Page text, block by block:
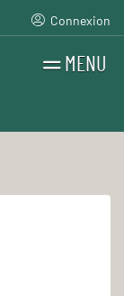
Connexion
MENU